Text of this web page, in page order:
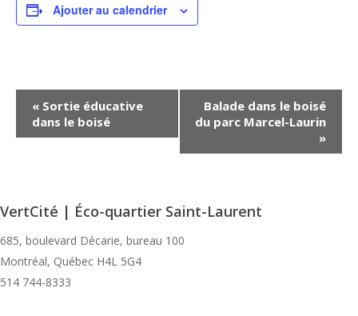
Ajouter au calendrier
Navigation
Évènement
« Sortie éducative
dans le boisé
Balade dans le boisé
du parc Marcel-Laurin
»
VertCité | Éco-quartier Saint-Laurent
685, boulevard Décarie, bureau 100
Montréal, Québec H4L 5G4
514 744-8333